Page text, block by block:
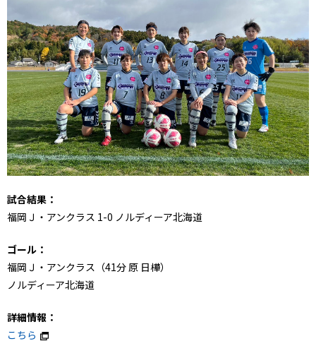
試合結果：
福岡Ｊ・アンクラス 1-0 ノルディーア北海道
ゴール：
福岡Ｊ・アンクラス（41分 原 日樺）
ノルディーア北海道
詳細情報：
こちら